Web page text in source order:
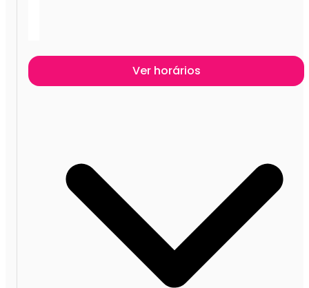
Ver horários